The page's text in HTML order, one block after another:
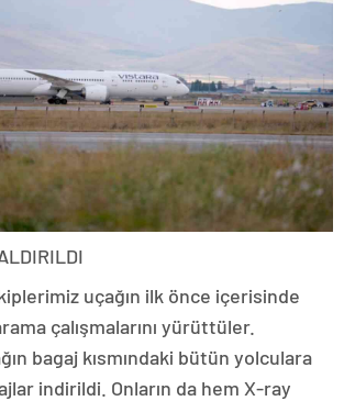
uçağın ilk önce içerisinde
çalışmalarını yürüttüler.
bagaj kısmındaki bütün yolculara
indirildi. Onların da hem X-ray